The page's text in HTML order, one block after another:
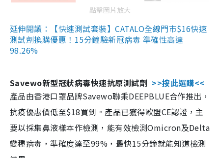
點擊圖片放大
延伸閱讀：【快速測試套裝】CATALO全線門市$16快速
測試劑換購優惠！15分鐘驗新冠病毒 準確性高達
98.26%
Savewo新型冠狀病毒快速抗原測試劑 >>按此選購<<
產品由香港口罩品牌Savewo聯乘DEEPBLUE合作推出，
抗疫優惠價低至$18買到。產品已獲得歐盟CE認證，主
要以採集鼻液樣本作檢測，能有效檢測Omicron及Delta
變種病毒，準確度達至99%，最快15分鐘就能知道檢測